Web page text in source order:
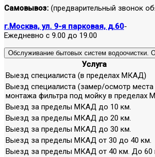
Самовывоз: (предварительный звонок
г.Москва, ул. 9-я парковая, д.60-
Ежедневно с 9.00 до 19.00
Обслуживание бытовых систем водоочистки.
Услуга
Выезд специалиста (в пределах МКАД)
Выезд специалиста (замер/осмотр места
монтажа фильтра под мойку в пределах
Выезд за пределы МКАД до 10 км.
Выезд за пределы МКАД до 20 км.
Выезд за пределы МКАД до 30 км.
Выезд за пределы МКАД от 30 до 40 км.
Выезд за пределы МКАД от 40 км. До 60